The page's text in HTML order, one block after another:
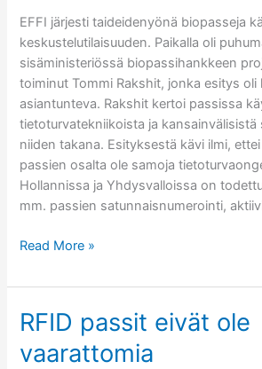
EFFI järjesti taideidenyönä biopasseja
keskustelutilaisuuden. Paikalla oli
sisäministeriössä biopassihankkeen
toiminut Tommi Rakshit, jonka esitys oli
asiantunteva. Rakshit kertoi passissa
tietoturvatekniikoista ja kansainvälisistä
niiden takana. Esityksestä kävi ilmi,
passien osalta ole samoja
Hollannissa ja Yhdysvalloissa on
mm. passien satunnaisnumerointi,
EFFI
sisäministeriön
biopasseista
Read More »
RFID passit eivät ole
vaarattomia